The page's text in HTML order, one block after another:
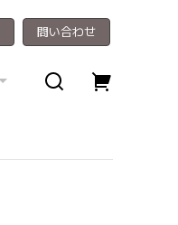
問い合わせ